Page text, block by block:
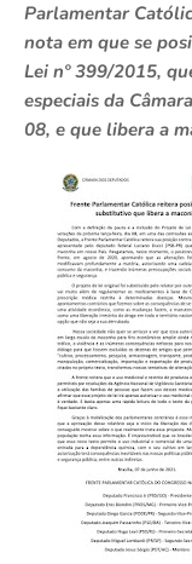
Parlamentar
nota em que se
Lei nº 399/2015,
especiais da
08, e que libera a